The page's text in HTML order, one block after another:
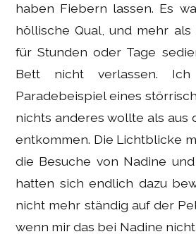
haben Fiebern lassen. Es
höllische Qual, und mehr
für Stunden oder Tage
Bett nicht verlassen.
Paradebeispiel eines
nichts anderes wollte als aus
entkommen. Die Lichtblicke
die Besuche von Nadine
hatten sich endlich dazu
nicht mehr ständig auf der
wenn mir das bei Nadine